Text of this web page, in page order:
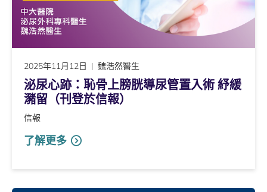
2025年11月12日 魏浩然醫生
泌尿心跡：恥骨上膀胱導尿管置入術 紓緩
瀦留（刊登於信報）
信報
了解更多